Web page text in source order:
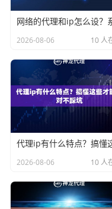
2026-08-06 10 人
2026-08-06 10 人